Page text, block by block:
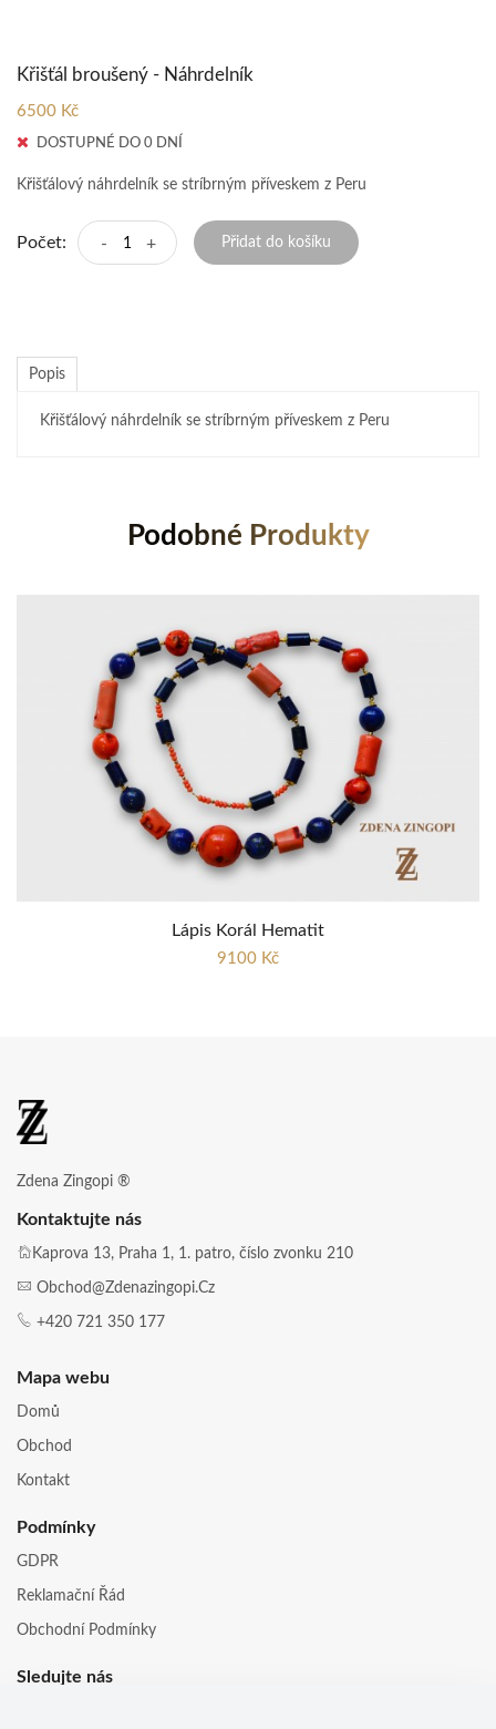
Křišťál broušený - Náhrdelník
6500 Kč
DOSTUPNÉ DO 0 DNÍ
Křišťálový náhrdelník se stríbrným příveskem z Peru
Počet: - + Přidat do košíku
Popis
Křišťálový náhrdelník se stríbrným příveskem z Peru
Podobné Produkty
Lápis Korál Hematit
9100 Kč
Zdena Zingopi ®
Kontaktujte nás
Kaprova 13, Praha 1, 1. patro, číslo zvonku 210
Obchod@zdenazingopi.cz
+420 721 350 177
Mapa webu
Domů
Obchod
Kontakt
Podmínky
GDPR
Reklamační Řád
Obchodní Podmínky
Sledujte nás